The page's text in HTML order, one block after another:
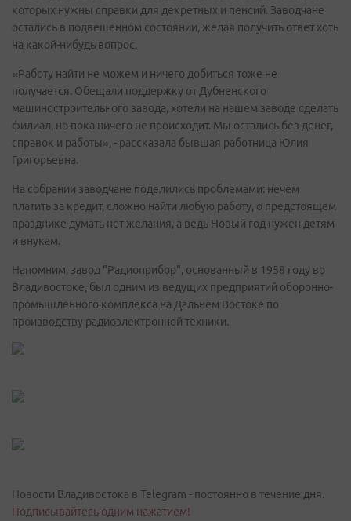
которых нужны справки для декретных и пенсий. Заводчане
остались в подвешенном состоянии, желая получить ответ хоть
на какой-нибудь вопрос.
«Работу найти не можем и ничего добиться тоже не
получается. Обещали поддержку от Дубненского
машиностроительного завода, хотели на нашем заводе сделать
филиал, но пока ничего не происходит. Мы остались без денег,
справок и работы», - рассказала бывшая работница Юлия
Григорьевна.
На собрании заводчане поделились проблемами: нечем
платить за кредит, сложно найти любую работу, о предстоящем
празднике думать нет желания, а ведь Новый год нужен детям
и внукам.
Напомним, завод "Радиоприбор", основанный в 1958 году во
Владивостоке, был одним из ведущих предприятий оборонно-
промышленного комплекса на Дальнем Востоке по
производству радиоэлектронной техники.
Новости Владивостока в Telegram - постоянно в течение дня.
Подписывайтесь одним нажатием!